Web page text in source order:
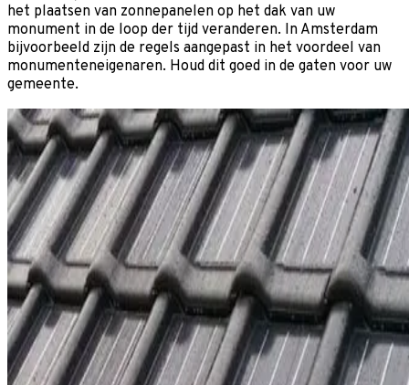
het plaatsen van zonnepanelen op het dak van uw
monument in de loop der tijd veranderen. In Amsterdam
bijvoorbeeld zijn de regels aangepast in het voordeel van
monumenteneigenaren. Houd dit goed in de gaten voor uw
gemeente.